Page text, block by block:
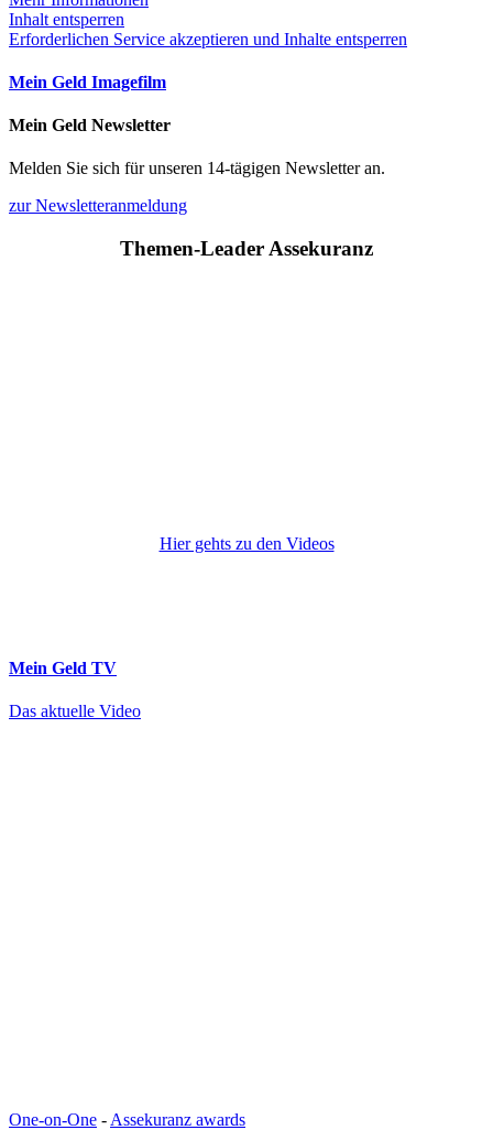
Inhalt entsperren
Erforderlichen Service akzeptieren und Inhalte entsperren
Mein Geld Imagefilm
Mein Geld Newsletter
Melden Sie sich für unseren 14-tägigen Newsletter an.
zur Newsletteranmeldung
Themen-Leader Assekuranz
Hier gehts zu den Videos
Mein Geld TV
Das aktuelle Video
One-on-One -Assekuranz awards